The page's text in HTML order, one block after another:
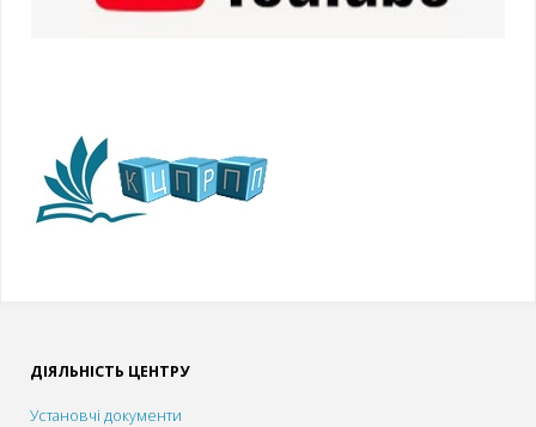
ДІЯЛЬНІСТЬ ЦЕНТРУ
Установчі документи